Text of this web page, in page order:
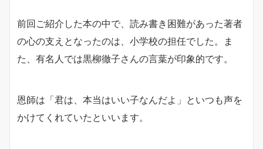
前回ご紹介した本の中で、読み書き困難があった著者
の心の支えとなったのは、小学校の担任でした。ま
た、有名人では黒柳徹子さんの言葉が印象的です。
恩師は「君は、本当はいい子なんだよ」といつも声を
かけてくれていたといいます。